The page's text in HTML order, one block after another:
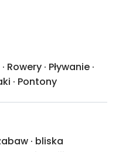
· Rowery · Pływanie ·
· Pontony
· bliska